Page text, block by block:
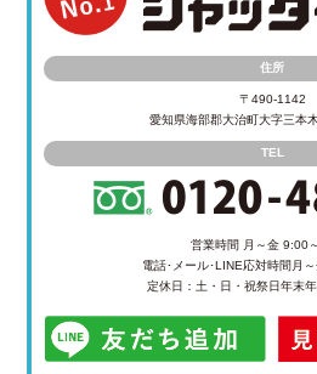
住所
〒490-1142
愛知県海部郡大治町大字三本
TEL
営業時間 月～金 9:00
電話･メール･LINE応対時間 月
定休日：土・日・祝祭日年末